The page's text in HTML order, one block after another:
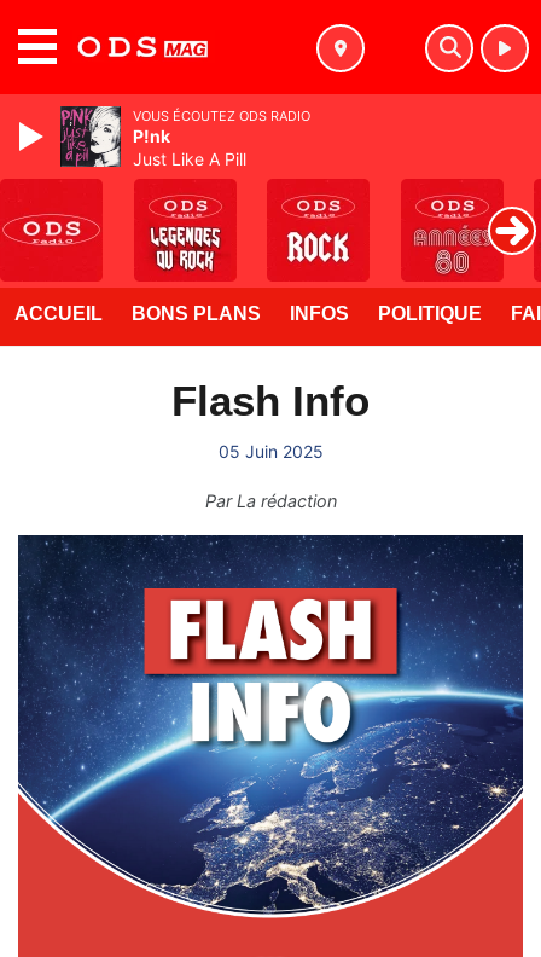
ACCUEIL BONS PLANS INFOS POLITIQUE
Flash Info
05 Juin 2025
ParLa rédaction
VOUS ÉCOUTEZ ODS RADIO
P!nk
Just Like A Pill